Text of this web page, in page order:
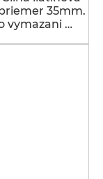
35mm.
vymazani …